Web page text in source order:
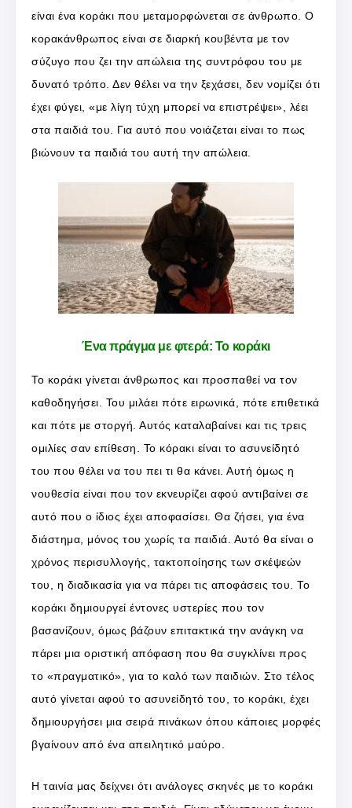
είναι ένα κοράκι που μεταμορφώνεται σε άνθρωπο. Ο
κορακάνθρωπος είναι σε διαρκή κουβέντα με τον
σύζυγο που ζει την απώλεια της συντρόφου του με
δυνατό τρόπο. Δεν θέλει να την ξεχάσει, δεν νομίζει ότι
έχει φύγει, «με λίγη τύχη μπορεί να επιστρέψει», λέει
στα παιδιά του. Για αυτό που νοιάζεται είναι το πως
βιώνουν τα παιδιά του αυτή την απώλεια.
Ένα πράγμα με φτερά: Το κοράκι
Το κοράκι γίνεται άνθρωπος και προσπαθεί να τον
καθοδηγήσει. Του μιλάει πότε ειρωνικά, πότε επιθετικά
και πότε με στοργή. Αυτός καταλαβαίνει και τις τρεις
ομιλίες σαν επίθεση. Το κόρακι είναι το ασυνείδητό
του που θέλει να του πει τι θα κάνει. Αυτή όμως η
νουθεσία είναι που τον εκνευρίζει αφού αντιβαίνει σε
αυτό που ο ίδιος έχει αποφασίσει. Θα ζήσει, για ένα
διάστημα, μόνος του χωρίς τα παιδιά. Αυτό θα είναι ο
χρόνος περισυλλογής, τακτοποίησης των σκέψεών
του, η διαδικασία για να πάρει τις αποφάσεις του. Το
κοράκι δημιουργεί έντονες υστερίες που τον
βασανίζουν, όμως βάζουν επιτακτικά την ανάγκη να
πάρει μια οριστική απόφαση που θα συγκλίνει προς
το «πραγματικό», για το καλό των παιδιών. Στο τέλος
αυτό γίνεται αφού το ασυνείδητό του, το κοράκι, έχει
δημιουργήσει μια σειρά πινάκων όπου κάποιες μορφές
βγαίνουν από ένα απειλητικό μαύρο.
Η ταινία μας δείχνει ότι ανάλογες σκηνές με το κοράκι